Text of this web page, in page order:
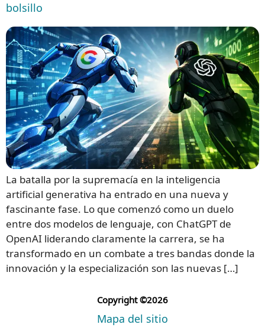
bolsillo
La batalla por la supremacía en la inteligencia
artificial generativa ha entrado en una nueva y
fascinante fase. Lo que comenzó como un duelo
entre dos modelos de lenguaje, con ChatGPT de
OpenAI liderando claramente la carrera, se ha
transformado en un combate a tres bandas donde la
innovación y la especialización son las nuevas […]
Copyright ©2026
Mapa del sitio